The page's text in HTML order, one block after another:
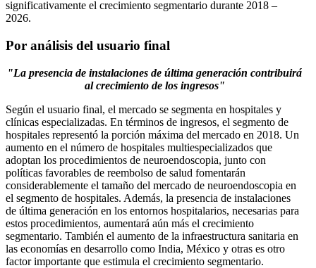
significativamente el crecimiento segmentario durante 2018 –
2026.
Por análisis del usuario final
"La presencia de instalaciones de última generación contribuirá
al crecimiento de los ingresos"
Según el usuario final, el mercado se segmenta en hospitales y
clínicas especializadas. En términos de ingresos, el segmento de
hospitales representó la porción máxima del mercado en 2018. Un
aumento en el número de hospitales multiespecializados que
adoptan los procedimientos de neuroendoscopia, junto con
políticas favorables de reembolso de salud fomentarán
considerablemente el tamaño del mercado de neuroendoscopia en
el segmento de hospitales. Además, la presencia de instalaciones
de última generación en los entornos hospitalarios, necesarias para
estos procedimientos, aumentará aún más el crecimiento
segmentario. También el aumento de la infraestructura sanitaria en
las economías en desarrollo como India, México y otras es otro
factor importante que estimula el crecimiento segmentario.